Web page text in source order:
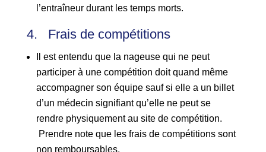
l’entraîneur durant les temps morts.
4. Frais de compétitions
Il est entendu que la nageuse qui ne peut
participer à une compétition doit quand même
accompagner son équipe sauf si elle a un billet
d’un médecin signifiant qu’elle ne peut se
rendre physiquement au site de compétition.
Prendre note que les frais de compétitions sont
non remboursables.